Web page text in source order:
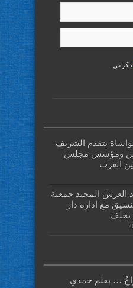
يتقدم الشريف
ومؤسس مجلس
العرب
العرش المجيد جمعية
مع ادارة دار
يخلف
… بقلم حمدي